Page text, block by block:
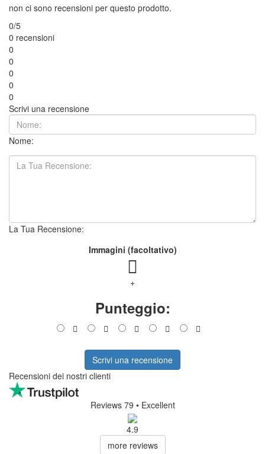
non ci sono recensioni per questo prodotto.
0/5
0 recensioni
0
0
0
0
0
Scrivi una recensione
Nome:
La Tua Recensione:
Immagini (facoltativo)
+
Punteggio:
Scrivi una recensione
Recensioni dei nostri clienti
Reviews 79 • Excellent
4.9
more reviews